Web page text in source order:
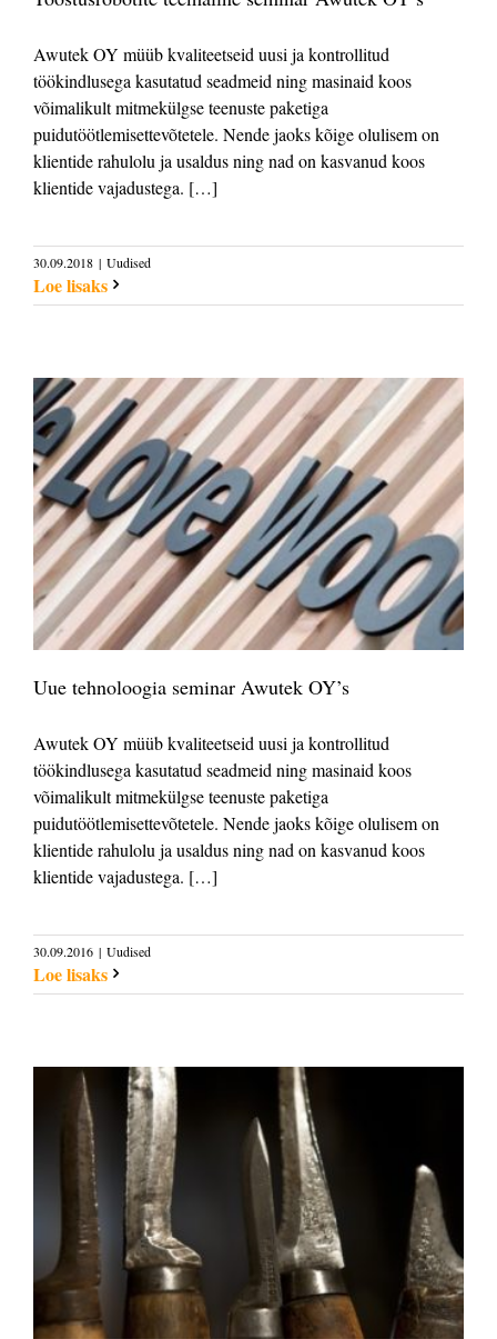
Awutek OY müüb kvaliteetseid uusi ja kontrollitud
töökindlusega kasutatud seadmeid ning masinaid koos
võimalikult mitmekülgse teenuste paketiga
puidutöötlemisettevõtetele. Nende jaoks kõige olulisem on
klientide rahulolu ja usaldus ning nad on kasvanud koos
klientide vajadustega. […]
30.09.2018 | Uudised
Loe lisaks
Uue tehnoloogia seminar Awutek OY’s
Awutek OY müüb kvaliteetseid uusi ja kontrollitud
töökindlusega kasutatud seadmeid ning masinaid koos
võimalikult mitmekülgse teenuste paketiga
puidutöötlemisettevõtetele. Nende jaoks kõige olulisem on
klientide rahulolu ja usaldus ning nad on kasvanud koos
klientide vajadustega. […]
30.09.2016 | Uudised
Loe lisaks